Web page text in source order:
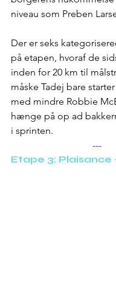
niveau som Preben
Der er seks
på etapen, hvoraf de
inden for 20 km til
måske Tadej bare
med mindre Robbie
hænge på op ad
i sprinten.
---
Etape 3: Plaisance